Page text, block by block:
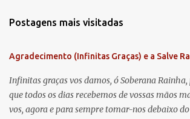
e
t
á
r
i
Postagens mais visitadas
Agradecimento (Infinitas Graças) e a Salve
Infinitas graças vos damos, ó Soberana
que todos os dias recebemos de vossas mãos
vos, agora e para sempre tomar-nos debaixo